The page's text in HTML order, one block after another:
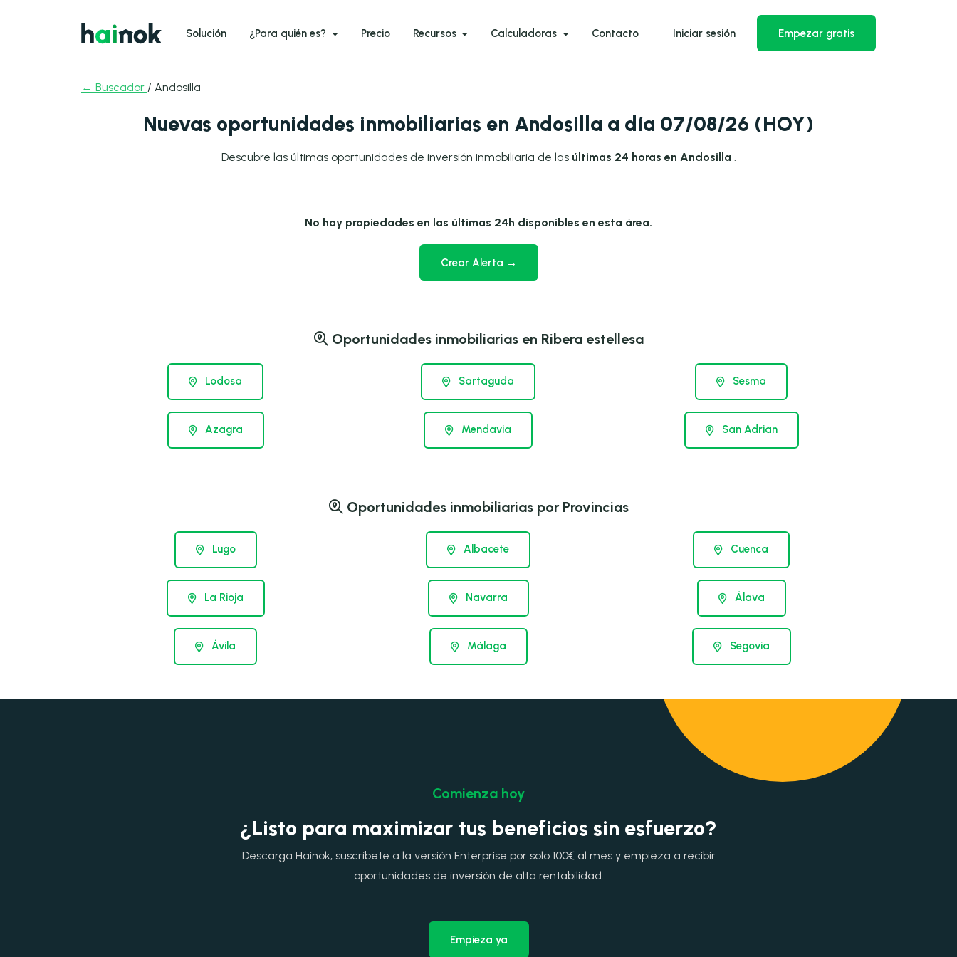
Solución ¿Para quién es? Precio Recursos Calculadoras Contacto Iniciar sesión Empezar gratis
← Buscador / Andosilla
Nuevas oportunidades inmobiliarias en Andosilla a día 07/08/26 (HOY)
Descubre las últimas oportunidades de inversión inmobiliaria de las últimas 24 horas en Andosilla .
No hay propiedades en las últimas 24h disponibles en esta área.
Crear Alerta →
Oportunidades inmobiliarias en Ribera estellesa
Lodosa Sartaguda Sesma
Azagra Mendavia San Adrian
Oportunidades inmobiliarias por Provincias
Lugo Albacete Cuenca
La Rioja Navarra Álava
Ávila Málaga Segovia
Comienza hoy
¿Listo para maximizar tus beneficios sin esfuerzo?
Descarga Hainok, suscríbete a la versión Enterprise por solo 100€ al mes y empieza a recibir
oportunidades de inversión de alta rentabilidad.
Empieza ya